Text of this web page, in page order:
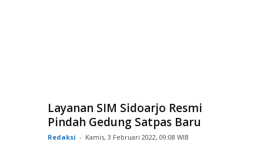
Layanan SIM Sidoarjo Resmi
Pindah Gedung Satpas Baru
Redaksi - Kamis, 3 Februari 2022, 09:08 WIB